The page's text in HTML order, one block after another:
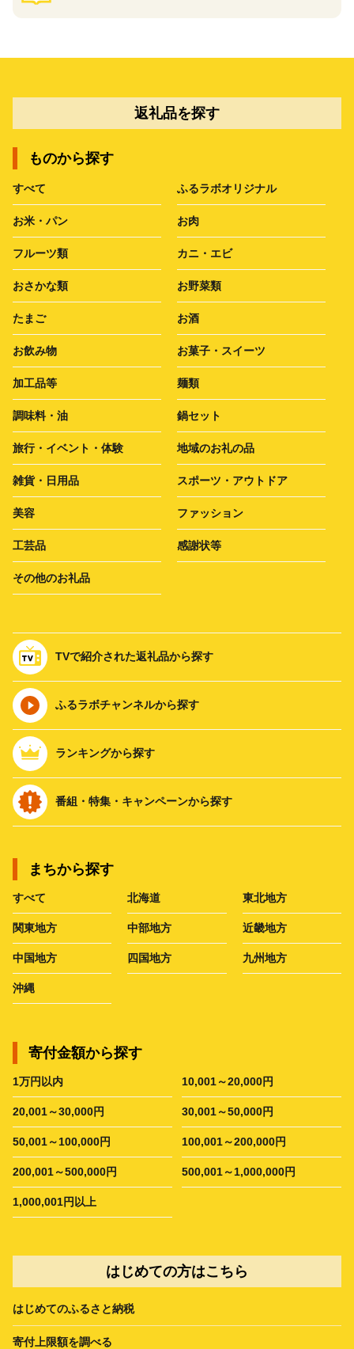
返礼品を探す
ものから探す
すべて ふるラボオリジナル
お米・パン お肉
フルーツ類 カニ・エビ
おさかな類 お野菜類
たまご お酒
お飲み物 お菓子・スイーツ
加工品等 麺類
調味料・油 鍋セット
旅行・イベント・体験 地域のお礼の品
雑貨・日用品 スポーツ・アウトドア
美容 ファッション
工芸品 感謝状等
その他のお礼品
TVで紹介された返礼品から探す
ふるラボチャンネルから探す
ランキングから探す
番組・特集・キャンペーンから探す
まちから探す
すべて 北海道 東北地方
関東地方 中部地方 近畿地方
中国地方 四国地方 九州地方
沖縄
寄付金額から探す
1万円以内 10,001～20,000円
20,001～30,000円 30,001～50,000円
50,001～100,000円 100,001～200,000円
200,001～500,000円 500,001～1,000,000円
1,000,001円以上
はじめての方はこちら
はじめてのふるさと納税
寄付上限額を調べる